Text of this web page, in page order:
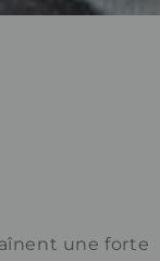
une forte